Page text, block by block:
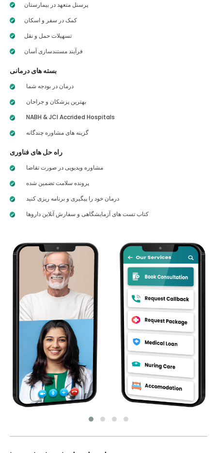
پرسنل متعهد در بیمارستان
کمک در سفر و اسکان
تسهیلات حمل و نقل
فرآیند مستندسازی آسان
بسته های درمانی
درمان در بودجه شما
بهترین پزشکان و جراحان
NABH & JCI Accrided Hospitals
گزینه های مشاوره چندگانه
راه حل های فناوری
مشاوره ویدیویی در صورت تقاضا
پرونده سلامت تضمین شده
درمان خود را پیگیری و برنامه ریزی کنید
کتاب تست های آزمایشگاهی و سفارش آنلاین داروها